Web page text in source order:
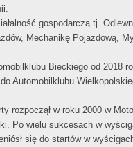
gospodarczą tj.
Mechanikę Pojazdową,
Bieckiego od 2018
Automobilklubu
rozpoczął w roku 2000 w
Po wielu sukcesach w
się do startów w